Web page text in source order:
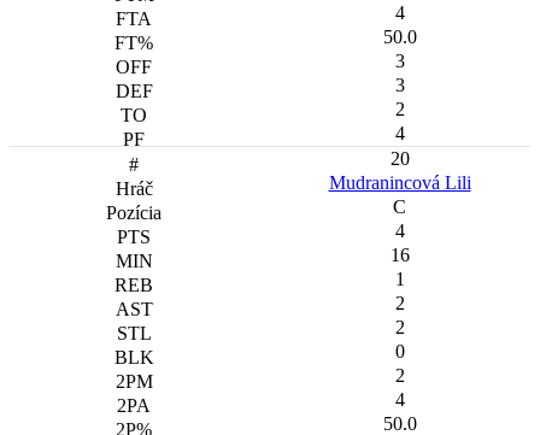
4
50.0
3
3
2
4
20
Mudranincová Lili
C
4
16
1
2
2
0
2
4
50.0